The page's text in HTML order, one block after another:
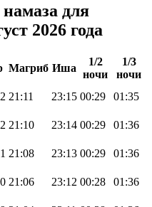
для
2026 года
Магриб Иша
1/2
ночи
1/3
ночи
21:11 23:15 00:29
01:35
21:10 23:14 00:29
01:36
21:08 23:13 00:29
01:36
21:06 23:12 00:28
01:36